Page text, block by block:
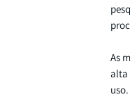
As
alta